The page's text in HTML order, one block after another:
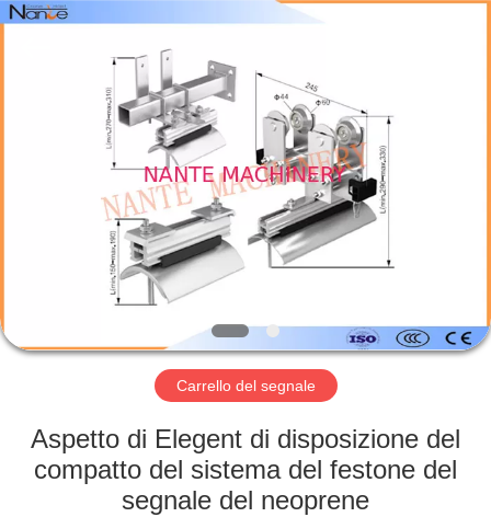
BENVENUTO
PRODOTTI
NOI
DELLA
FABBRICA
Shaoxing
Nante
Carrello del segnale
Aspetto di Elegent di disposizione del
compatto del sistema del festone del
segnale del neoprene